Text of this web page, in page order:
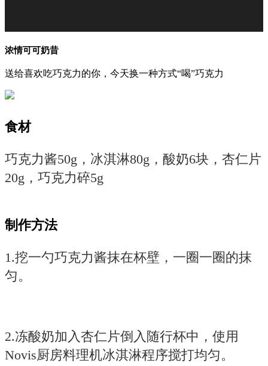
浓情可可奶昔
送给喜欢吃巧克力的你，今天换一种方式“喝”巧克力
食材
巧克力酱50g，冰淇淋80g，酸奶6块，杏仁片
20g，巧克力碎5g
制作方法
1.挖一勺巧克力酱抹在杯壁，一圈一圈的抹
匀。
2.冻酸奶加入杏仁片倒入随行杯中，使用
Novis厨房料理机冰淇淋程序搅打均匀。